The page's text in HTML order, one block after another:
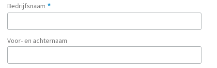
Bedrijfsnaam *
Voor- en achternaam